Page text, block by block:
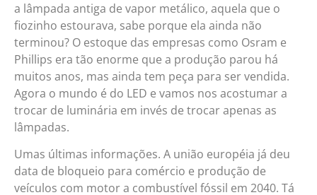
a lâmpada antiga de vapor metálico, aquela que o
fiozinho estourava, sabe porque ela ainda não
terminou? O estoque das empresas como Osram e
Phillips era tão enorme que a produção parou há
muitos anos, mas ainda tem peça para ser vendida.
Agora o mundo é do LED e vamos nos acostumar a
trocar de luminária em invés de trocar apenas as
lâmpadas.
Umas últimas informações. A união européia já deu
data de bloqueio para comércio e produção de
veículos com motor a combustível fóssil em 2040. Tá